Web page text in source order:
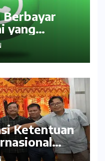
yang
Ketentuan
Travel